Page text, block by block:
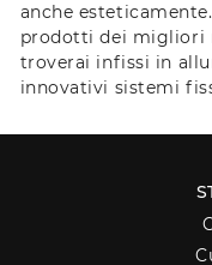
anche
prodotti dei migliori
troverai infissi in
innovativi sistemi